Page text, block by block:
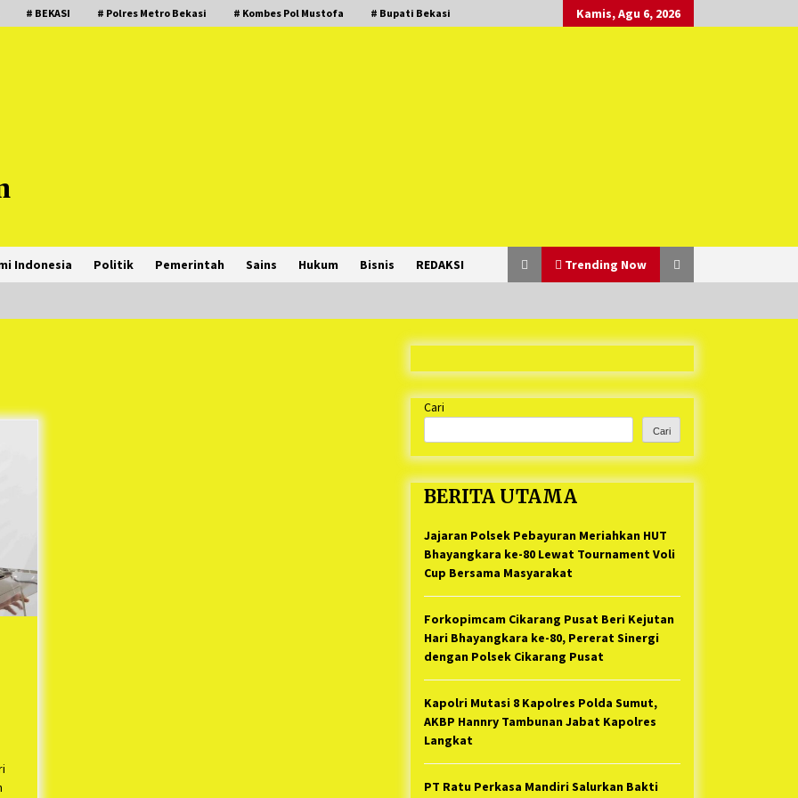
# BEKASI # Polres Metro Bekasi # Kombes Pol Mustofa # Bupati Bekasi Kamis, Agu 6, 2026
Indonesia Politik Pemerintah Sains Hukum Bisnis REDAKSI Trending Now
Tak Dapat Fasilitas yang Sesuai,
Para Peserta Retret Aparatur Desa
Sebelum Waktunya
1 tahun ago
Indonesia Gilang Bayu Nugraha,
S.H, Ucapkan Terimakasih Atas
Support Camat Kedungwaringin
Memberikan Logistik Ke Posko
1 tahun ago
Jelang Ramadhan, Kecamatan
Cikarang Pusat Gelar STQ ke-VII
1 tahun ago
Cari
Cari
BERITA UTAMA
Jajaran Polsek Pebayuran Meriahkan HUT
Bhayangkara ke-80 Lewat Tournament Voli
Cup Bersama Masyarakat
Forkopimcam Cikarang Pusat Beri Kejutan
Hari Bhayangkara ke-80, Pererat Sinergi
dengan Polsek Cikarang Pusat
Kapolri Mutasi 8 Kapolres Polda Sumut,
AKBP Hannry Tambunan Jabat Kapolres
Langkat
PT Ratu Perkasa Mandiri Salurkan Bakti